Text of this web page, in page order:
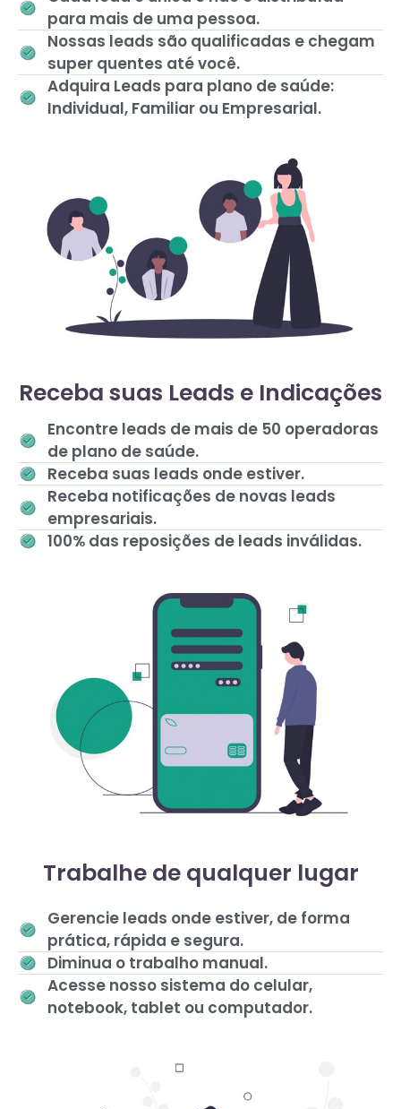
para mais de uma pessoa.
Nossas leads são qualificadas e chegam
super quentes até você.
Adquira Leads para plano de saúde:
Individual, Familiar ou Empresarial.
Receba suas Leads e Indicações
Encontre leads de mais de 50 operadoras
de plano de saúde.
Receba suas leads onde estiver.
Receba notificações de novas leads
empresariais.
100% das reposições de leads inválidas.
Trabalhe de qualquer lugar
Gerencie leads onde estiver, de forma
prática, rápida e segura.
Diminua o trabalho manual.
Acesse nosso sistema do celular,
notebook, tablet ou computador.